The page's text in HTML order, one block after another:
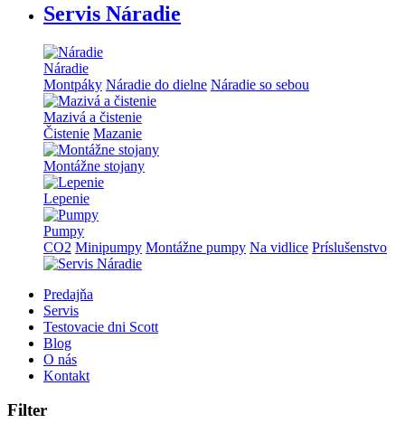
Servis Náradie
Náradie
Montpáky Náradie do dielne Náradie so sebou
Mazivá a čistenie
Čistenie Mazanie
Montážne stojany
Lepenie
Pumpy
CO2 Minipumpy Montážne pumpy Na vidlice Príslušenstvo
Predajňa
Servis
Testovacie dni Scott
Blog
O nás
Kontakt
Filter